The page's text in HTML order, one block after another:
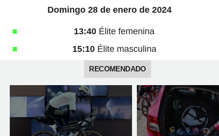
Domingo 28 de enero de 2024
13:40 Élite femenina
15:10Élite masculina
RECOMENDADO